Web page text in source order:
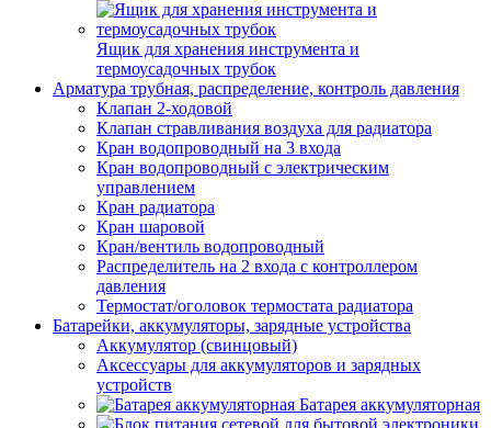
Ящик для хранения инструмента и
термоусадочных трубок
Арматура трубная, распределение, контроль давления
Клапан 2-ходовой
Клапан стравливания воздуха для радиатора
Кран водопроводный на 3 входа
Кран водопроводный с электрическим
управлением
Кран радиатора
Кран шаровой
Кран/вентиль водопроводный
Распределитель на 2 входа с контроллером
давления
Термостат/оголовок термостата радиатора
Батарейки, аккумуляторы, зарядные устройства
Аккумулятор (свинцовый)
Аксессуары для аккумуляторов и зарядных
устройств
Батарея аккумуляторная